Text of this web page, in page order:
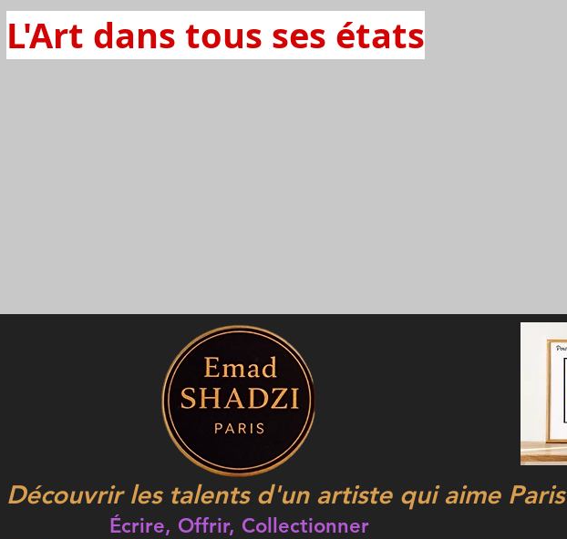
L'Art dans tous ses états
Découvrir les talents d'un artiste qui aime Paris
Écrire, Offrir, Collectionner